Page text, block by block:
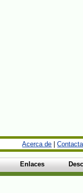
Acerca de |
Enlaces